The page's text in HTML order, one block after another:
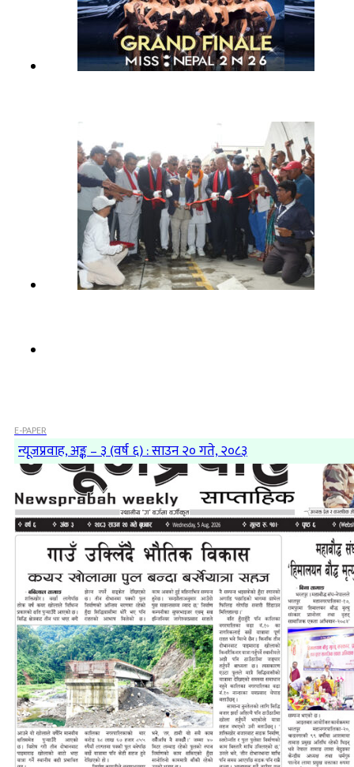
E-PAPER
न्यूजप्रवाह, अङ्क – ३ (वर्ष ६) : साउन २० गते, २०८३